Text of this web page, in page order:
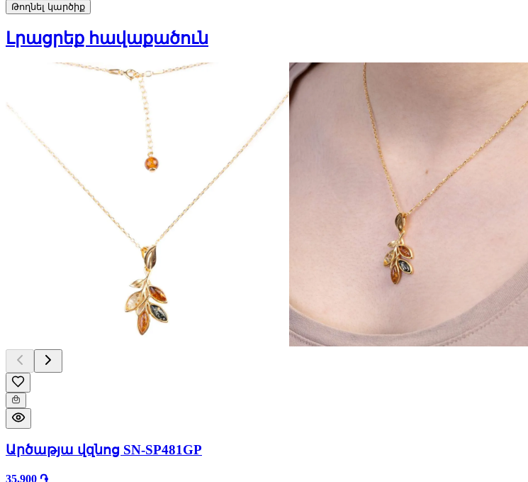
Թողնել կարծիք
Լրացրեք հավաքածուն
Արծաթյա վզնոց SN-SP481GP
35,900 ֏